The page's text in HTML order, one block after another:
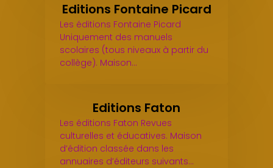
Editions Fontaine Picard
Les éditions Fontaine Picard
Uniquement des manuels
scolaires (tous niveaux à partir du
collège). Maison…
Editions Faton
Les éditions Faton Revues
culturelles et éducatives. Maison
d’édition classée dans les
annuaires d’éditeurs suivants…